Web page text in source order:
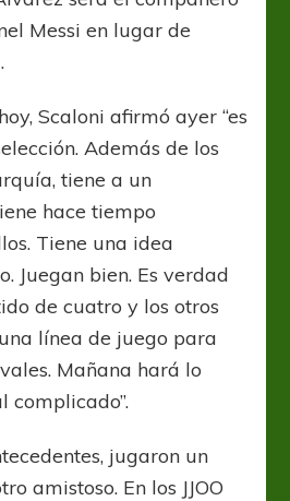
Messi en lugar de
Scaloni afirmó ayer “es
Además de los
tiene a un
hace tiempo
Tiene una idea
Juegan bien. Es verdad
de cuatro y los otros
línea de juego para
Mañana hará lo
complicado”.
jugaron un
amistoso. En los JJOO